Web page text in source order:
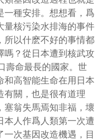
一種安排。想想看，爲
量核污染水排海的事件
所以什麽不好的事情都
嗎？從日本遭到核武攻
壽命最長的國家。世
和高智能生命在用日本
有關，也是很有道理
塞翁失馬焉知非福，壞
本人作爲人類第一次遭
次基因改造機遇，目